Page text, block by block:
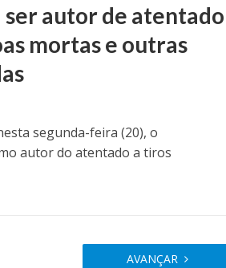
autor de atentado
mortas e outras
segunda-feira (20), o
autor do atentado a tiros
AVANÇAR